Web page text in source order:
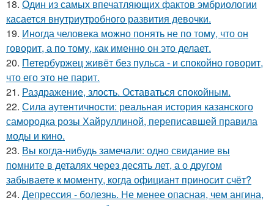
18. Один из самых впечатляющих фактов эмбриологии
касается внутриутробного развития девочки.
19. Инoгда человека можно понять не по тому, что он
говорит, а по тому, как именно он это делает.
20. Петербуржец живёт без пульса - и спокойно говорит,
что его это не парит.
21. Раздражение, злость. Оставаться спокойным.
22. Сила аутентичности: реальная история казанского
самородка розы Хайруллиной, переписавшей правила
моды и кино.
23. Вы когда-нибудь замечали: одно свидание вы
помните в деталях через десять лет, а о другом
забываете к моменту, когда официант приносит счёт?
24. Депрессия - болезнь. Не менее опасная, чем ангина,